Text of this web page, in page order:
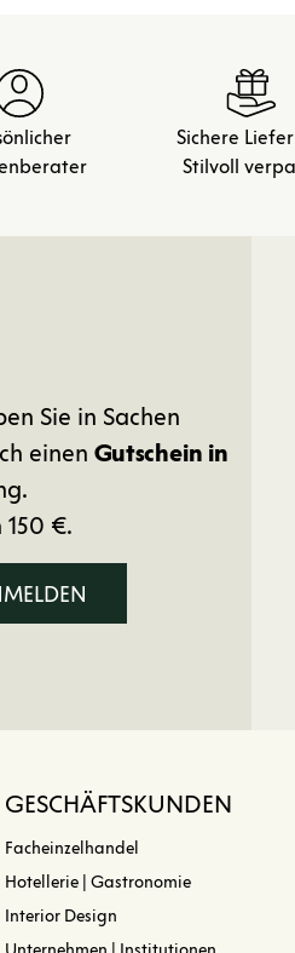
Sichere
Stilvoll
Sie in Sachen
einen Gutschein in
€.
GESCHÄFTSKUNDEN
Facheinzelhandel
Hotellerie | Gastronomie
Interior Design